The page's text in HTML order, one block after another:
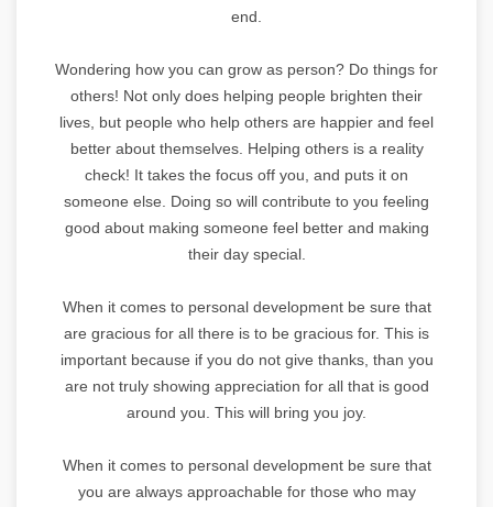
end.
Wondering how you can grow as person? Do things for
others! Not only does helping people brighten their
lives, but people who help others are happier and feel
better about themselves. Helping others is a reality
check! It takes the focus off you, and puts it on
someone else. Doing so will contribute to you feeling
good about making someone feel better and making
their day special.
When it comes to personal development be sure that
are gracious for all there is to be gracious for. This is
important because if you do not give thanks, than you
are not truly showing appreciation for all that is good
around you. This will bring you joy.
When it comes to personal development be sure that
you are always approachable for those who may